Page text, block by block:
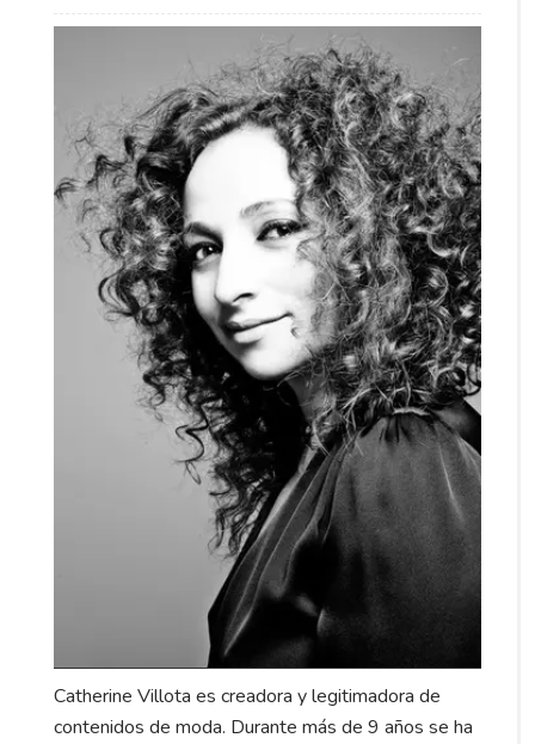
Catherine Villota es creadora y legitimadora de
contenidos de moda. Durante más de 9 años se ha